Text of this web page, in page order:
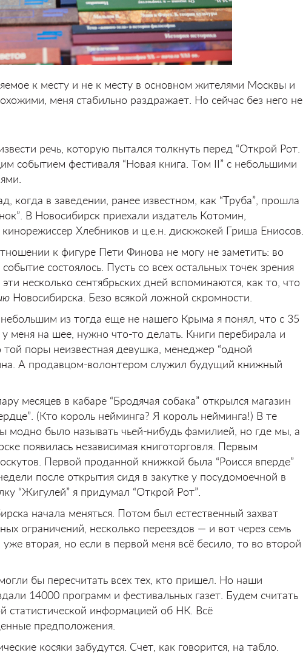
к месту и не к месту в основном жителями Москвы и
меня стабильно раздражает. Но сейчас без него не
речь, которую пытался толкнуть перед “Открой Рот.
событием фестиваля “Новая книга. Том II” с небольшими
когда в заведении, ранее известном, как “Труба”, прошла
В Новосибирск приехали издатель Котомин,
Хлебников и ц.е.н. дискжокей Гриша Ениосов.
к фигуре Пети Финова не могу не заметить: во
состоялось. Пусть со всех остальных точек зрения
несколько сентябрьских дней вспоминаются, как то, что
Новосибирска. Безо всякой ложной скромности.
из тогда еще не нашего Крыма я понял, что с 35
меня на шее, нужно что-то делать. Книги перебирала и
той поры неизвестная девушка, менеджер “одной
А продавцом-волонтером служил будущий книжный
месяцев в кабаре “Бродячая собака” открылся магазин
(Кто король нейминга? Я король нейминга!) В те
модно было называть чьей-нибудь фамилией, но где мы, а
появилась независимая книготорговля. Первым
Первой проданной книжкой была “Роисся вперде”
после открытия сидя в закутке у посудомоечной в
“Жигулей” я придумал “Открой Рот”.
начала меняться. Потом был естественный захват
ограничений, несколько переездов — и вот через семь
вторая, но если в первой меня всё бесило, то во второй
бы пересчитать всех тех, кто пришел. Но наши
14000 программ и фестивальных газет. Будем считать
статистической информацией об НК. Всё
предположения.
косяки забудутся. Счет, как говорится, на табло.